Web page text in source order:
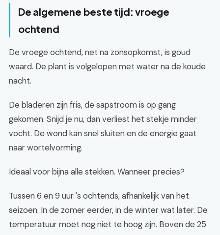
De algemene beste tijd: vroege
ochtend
De vroege ochtend, net na zonsopkomst, is goud
waard. De plant is volgelopen met water na de koude
nacht.
De bladeren zijn fris, de sapstroom is op gang
gekomen. Snijd je nu, dan verliest het stekje minder
vocht. De wond kan snel sluiten en de energie gaat
naar wortelvorming.
Ideaal voor bijna alle stekken. Wanneer precies?
Tussen 6 en 9 uur 's ochtends, afhankelijk van het
seizoen. In de zomer eerder, in de winter wat later. De
temperatuur moet nog niet te hoog zijn. Boven de 25